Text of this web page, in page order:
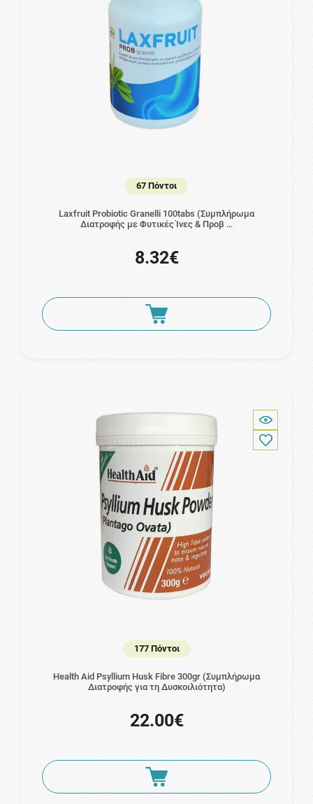
67 Πόντοι
Laxfruit Probiotic Granelli 100tabs (Συμπλήρωμα
Διατροφής με Φυτικές Ίνες & Προβ …
8.32€
177 Πόντοι
Health Aid Psyllium Husk Fibre 300gr (Συμπλήρωμα
Διατροφής για τη Δυσκοιλιότητα)
22.00€